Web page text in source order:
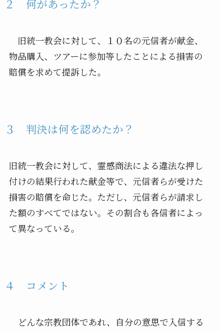
２ 何があったか？
旧統一教会に対して、１０名の元信者が献金、
物品購入、ツアーに参加等したことによる損害の
賠償を求めて提訴した。
３ 判決は何を認めたか？
旧統一教会に対して、霊感商法による違法な押し
付けの結果行われた献金等で、元信者らが受けた
損害の賠償を命じた。ただし、元信者らが請求し
た額のすべてではない。その割合も各信者によっ
て異なっている。
４ コメント
どんな宗教団体であれ、自分の意思で入信する